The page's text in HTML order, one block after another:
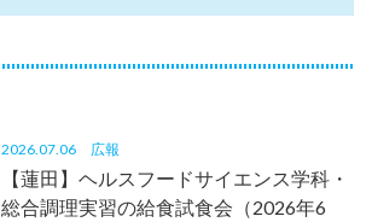
2026.07.06 広報
【蓮田】ヘルスフードサイエンス学科・
総合調理実習の給食試食会（2026年6